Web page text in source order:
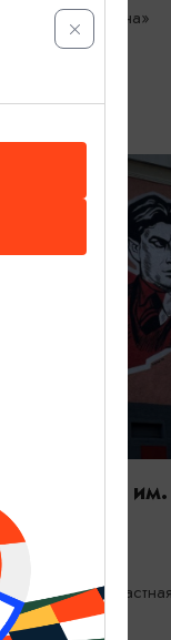
«Соленая ворона»